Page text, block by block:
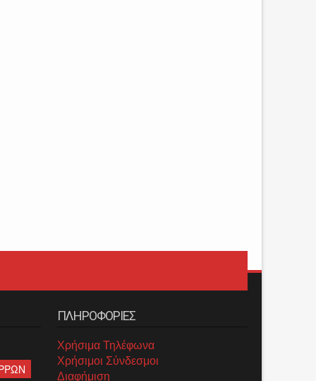
ΠΛΗΡΟΦΟΡΙΕΣ
Χρήσιμα Τηλέφωνα
Χρήσιμοι Σύνδεσμοι
Διαφήμιση